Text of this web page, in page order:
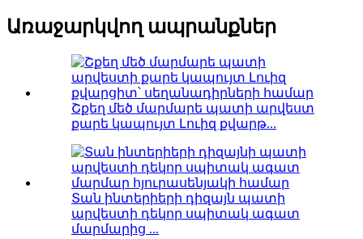
Առաջարկվող ապրանքներ
Շքեղ մեծ մարմարե պատի արվեստ
քարե կապույտ Լուիզ քվարթ...
Տան ինտերիերի դիզայն պատի
արվեստի դեկոր սպիտակ ագատ
մարմարից ...